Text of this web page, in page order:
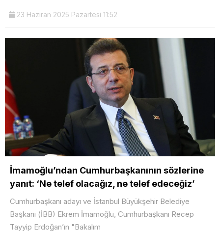
23 Haziran 2025 Pazartesi 11:52
İmamoğlu’ndan Cumhurbaşkanının sözlerine
yanıt: ‘Ne telef olacağız, ne telef edeceğiz’
Cumhurbaşkanı adayı ve İstanbul Büyükşehir Belediye
Başkanı (İBB) Ekrem İmamoğlu, Cumhurbaşkanı Recep
Tayyip Erdoğan’ın "Bakalım